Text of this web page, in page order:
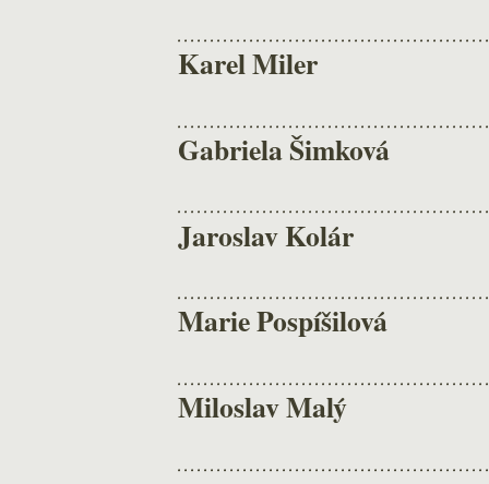
Karel Miler
Gabriela Šimková
Jaroslav Kolár
Marie Pospíšilová
Miloslav Malý